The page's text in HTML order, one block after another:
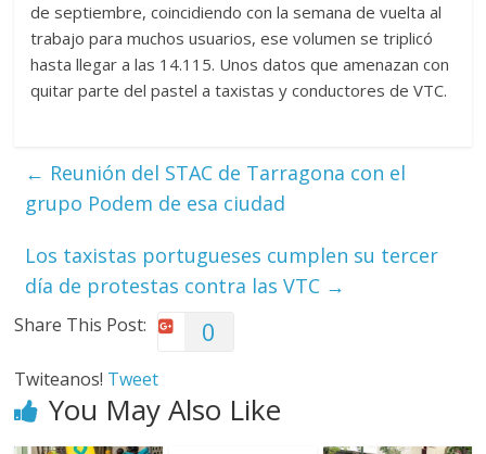
de septiembre, coincidiendo con la semana de vuelta al
trabajo para muchos usuarios, ese volumen se triplicó
hasta llegar a las 14.115. Unos datos que amenazan con
quitar parte del pastel a taxistas y conductores de VTC.
← Reunión del STAC de Tarragona con el
grupo Podem de esa ciudad
Los taxistas portugueses cumplen su tercer
día de protestas contra las VTC →
Share This Post: 0
Twiteanos! Tweet
You May Also Like